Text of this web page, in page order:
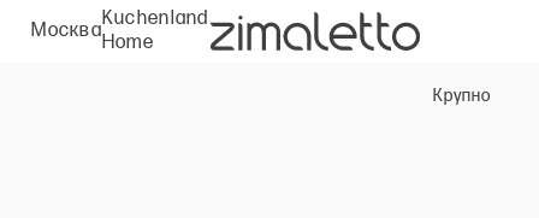
Москва
Kuchenland
Home
Крупно